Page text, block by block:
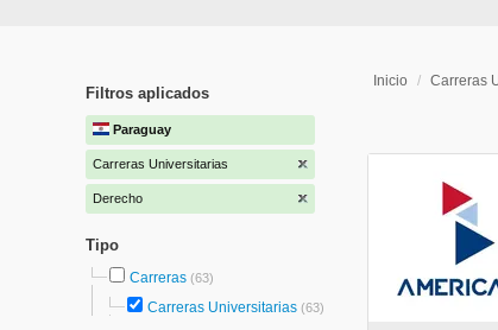
Filtros aplicados
Paraguay
Carreras Universitarias
Derecho
Tipo
Carreras (63)
Carreras Universitarias (63)
Inicio / Carreras